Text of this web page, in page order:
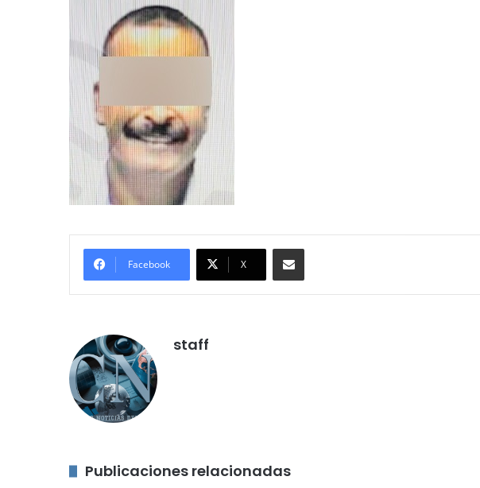
Facebook X
Compartir por correo electrónico
staff
Publicaciones relacionadas